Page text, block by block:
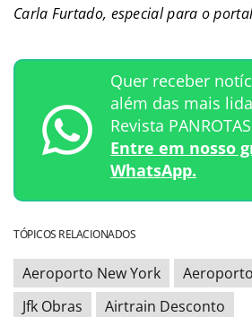
Carla Furtado, especial para o portal
Quer receber
além das mais
Revista
Entre em nosso
WhatsApp.
TÓPICOS RELACIONADOS
Aeroporto New York
Jfk Obras
Airtrain Desconto